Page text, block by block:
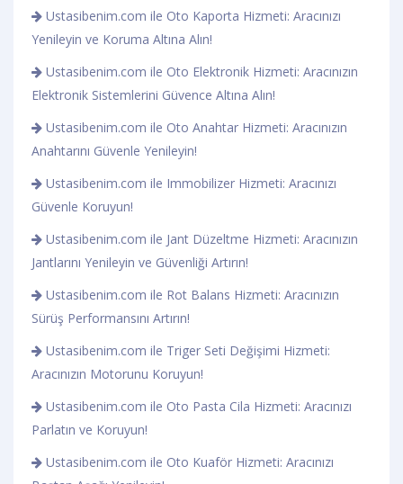
Ustasibenim.com ile Oto Kaporta Hizmeti: Aracınızı
Yenileyin ve Koruma Altına Alın!
Ustasibenim.com ile Oto Elektronik Hizmeti: Aracınızın
Elektronik Sistemlerini Güvence Altına Alın!
Ustasibenim.com ile Oto Anahtar Hizmeti: Aracınızın
Anahtarını Güvenle Yenileyin!
Ustasibenim.com ile Immobilizer Hizmeti: Aracınızı
Güvenle Koruyun!
Ustasibenim.com ile Jant Düzeltme Hizmeti: Aracınızın
Jantlarını Yenileyin ve Güvenliği Artırın!
Ustasibenim.com ile Rot Balans Hizmeti: Aracınızın
Sürüş Performansını Artırın!
Ustasibenim.com ile Triger Seti Değişimi Hizmeti:
Aracınızın Motorunu Koruyun!
Ustasibenim.com ile Oto Pasta Cila Hizmeti: Aracınızı
Parlatın ve Koruyun!
Ustasibenim.com ile Oto Kuaför Hizmeti: Aracınızı